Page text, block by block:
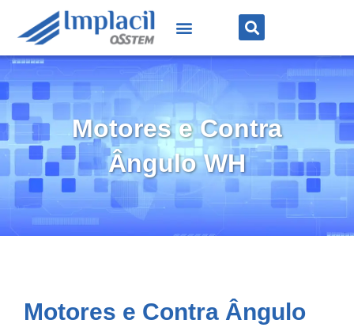
Motores e Contra
Ângulo WH
Motores e Contra Ângulo